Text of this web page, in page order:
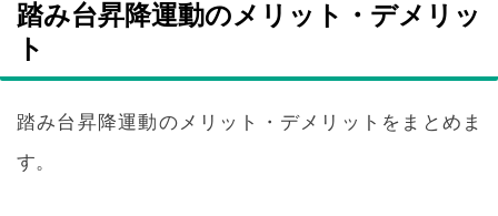
踏み台昇降運動のメリット・デメリッ
ト
踏み台昇降運動のメリット・デメリットをまとめま
す。